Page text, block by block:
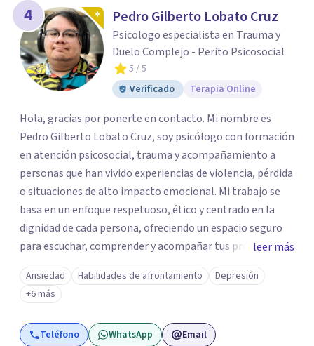
4 Pedro Gilberto Lobato Cruz
Psicologo especialista en Trauma y
Duelo Complejo - Perito Psicosocial
5 / 5
Verificado
Terapia Online
Hola, gracias por ponerte en contacto. Mi nombre es
Pedro Gilberto Lobato Cruz, soy psicólogo con formación
en atención psicosocial, trauma y acompañamiento a
personas que han vivido experiencias de violencia, pérdida
o situaciones de alto impacto emocional. Mi trabajo se
basa en un enfoque respetuoso, ético y centrado en la
dignidad de cada persona, ofreciendo un espacio seguro
para escuchar, comprender y acompañar tus procesos
emocionales a tu propio ritmo. Creo firmemente en la
importancia de construir juntos herramientas que
fortalezcan el bienestar, la autonomía y el sentido de
vida. Será un gusto acompañarte en este proceso. Quedo
atento para resolver cualquier duda y acordar una cita. Un
leer más
Ansiedad Habilidades de afrontamiento
Depresión
+6 más
Teléfono WhatsApp Email